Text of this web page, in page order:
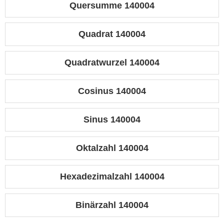
Quersumme 140004
Quadrat 140004
Quadratwurzel 140004
Cosinus 140004
Sinus 140004
Oktalzahl 140004
Hexadezimalzahl 140004
Binärzahl 140004